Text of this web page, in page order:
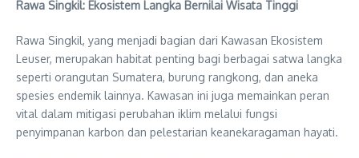
Rawa Singkil: Ekosistem Langka Bernilai Wisata Tinggi
Rawa Singkil, yang menjadi bagian dari Kawasan Ekosistem
Leuser, merupakan habitat penting bagi berbagai satwa langka
seperti orangutan Sumatera, burung rangkong, dan aneka
spesies endemik lainnya. Kawasan ini juga memainkan peran
vital dalam mitigasi perubahan iklim melalui fungsi
penyimpanan karbon dan pelestarian keanekaragaman hayati.